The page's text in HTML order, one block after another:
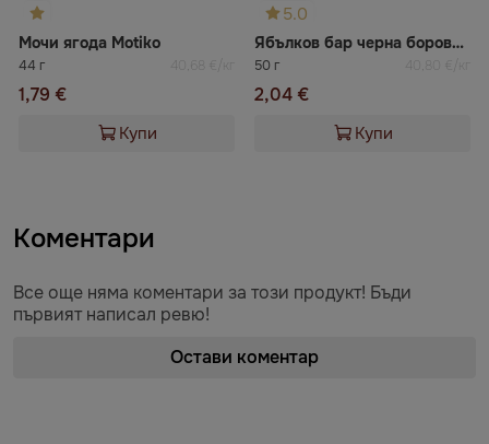
Мочи ягода Motiko
44 г 40,68 €/кг
1,79 €
Купи
5.0
Ябълков бар черна боровинка без захар
50 г 40,80 €/кг
2,04 €
Купи
Коментари
Все още няма коментари за този продукт! Бъди
първият написал ревю!
Остави коментар